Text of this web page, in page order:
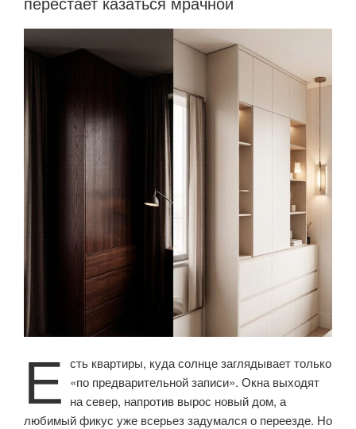
из
снова
стал
популярным»
Е сть квартиры, куда солнце заглядывает только
«по предварительной записи». Окна выходят
на север, напротив вырос новый дом, а
любимый фикус уже всерьез задумался о переезде. Но